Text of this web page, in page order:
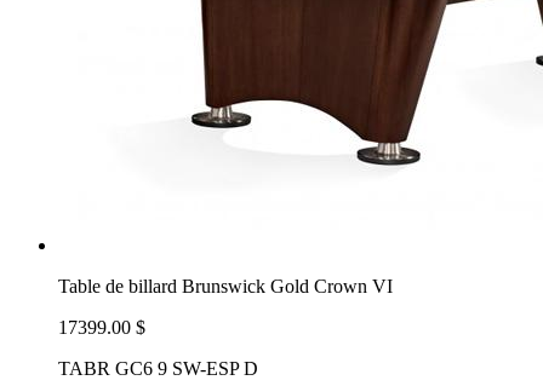
Table de billard Brunswick Gold Crown VI
17399.00 $
TABR GC6 9 SW-ESP D